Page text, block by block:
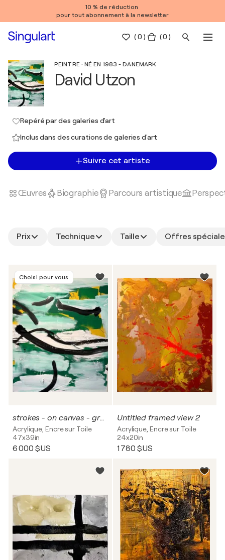
10 % de réduction
pour tout abonnement à la newsletter
(0 ) ( 0 )
PEINTRE · NÉ EN 1983 - DANEMARK
David Utzon
Repéré par des galeries d'art
Inclus dans des curations de galeries d'art
Suivre cet artiste
Œuvres Biographie Parcours artistique
Prix Technique Taille Offres
Choisi pour vous
strokes - on canvas - green, yellow, black ink. 3
Acrylique, Encre sur Toile
47x39in
6 000 $US
Untitled framed view 2
Acrylique, Encre sur Toile
24x20in
1 780 $US